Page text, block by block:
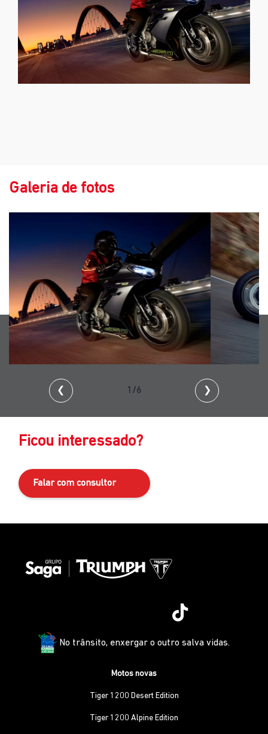
Galeria de fotos
❮ 2/6 ❯
Ficou interessado?
Falar com consultor
No trânsito, enxergar o outro salva vidas.
Motos novas
Tiger 1200 Desert Edition
Tiger 1200 Alpine Edition